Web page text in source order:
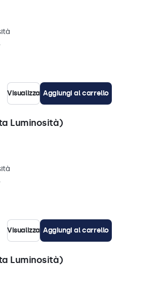
Visualizza Aggiungi al carrello
Luminosità)
Visualizza Aggiungi al carrello
Luminosità)